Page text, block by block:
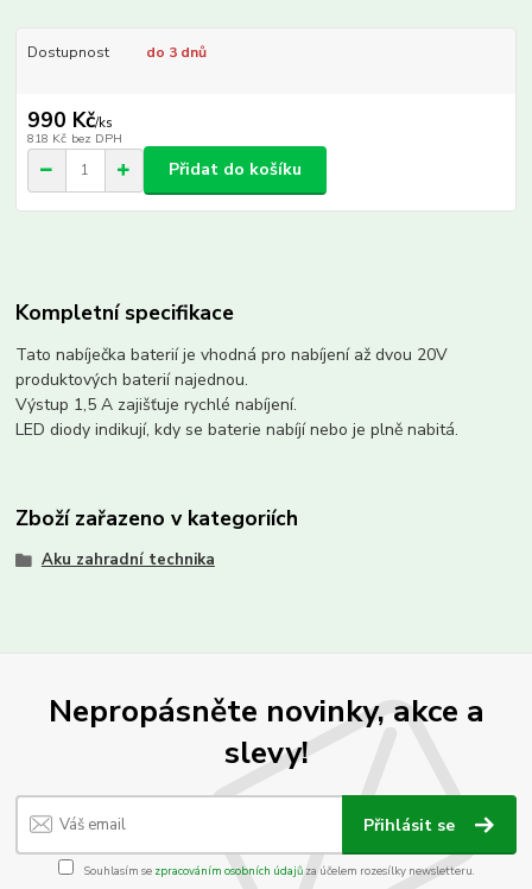
Dostupnost do 3 dnů
990 Kč/ks
818 Kč bez DPH
Přidat do košíku
Kompletní specifikace
Tato nabíječka baterií je vhodná pro nabíjení až dvou 20V
produktových baterií najednou.
Výstup 1,5 A zajišťuje rychlé nabíjení.
LED diody indikují, kdy se baterie nabíjí nebo je plně nabitá.
Zboží zařazeno v kategoriích
Aku zahradní technika
Nepropásněte novinky, akce a
slevy!
Přihlásit se
Souhlasím se zpracováním osobních údajůza účelem rozesílky newsletteru.